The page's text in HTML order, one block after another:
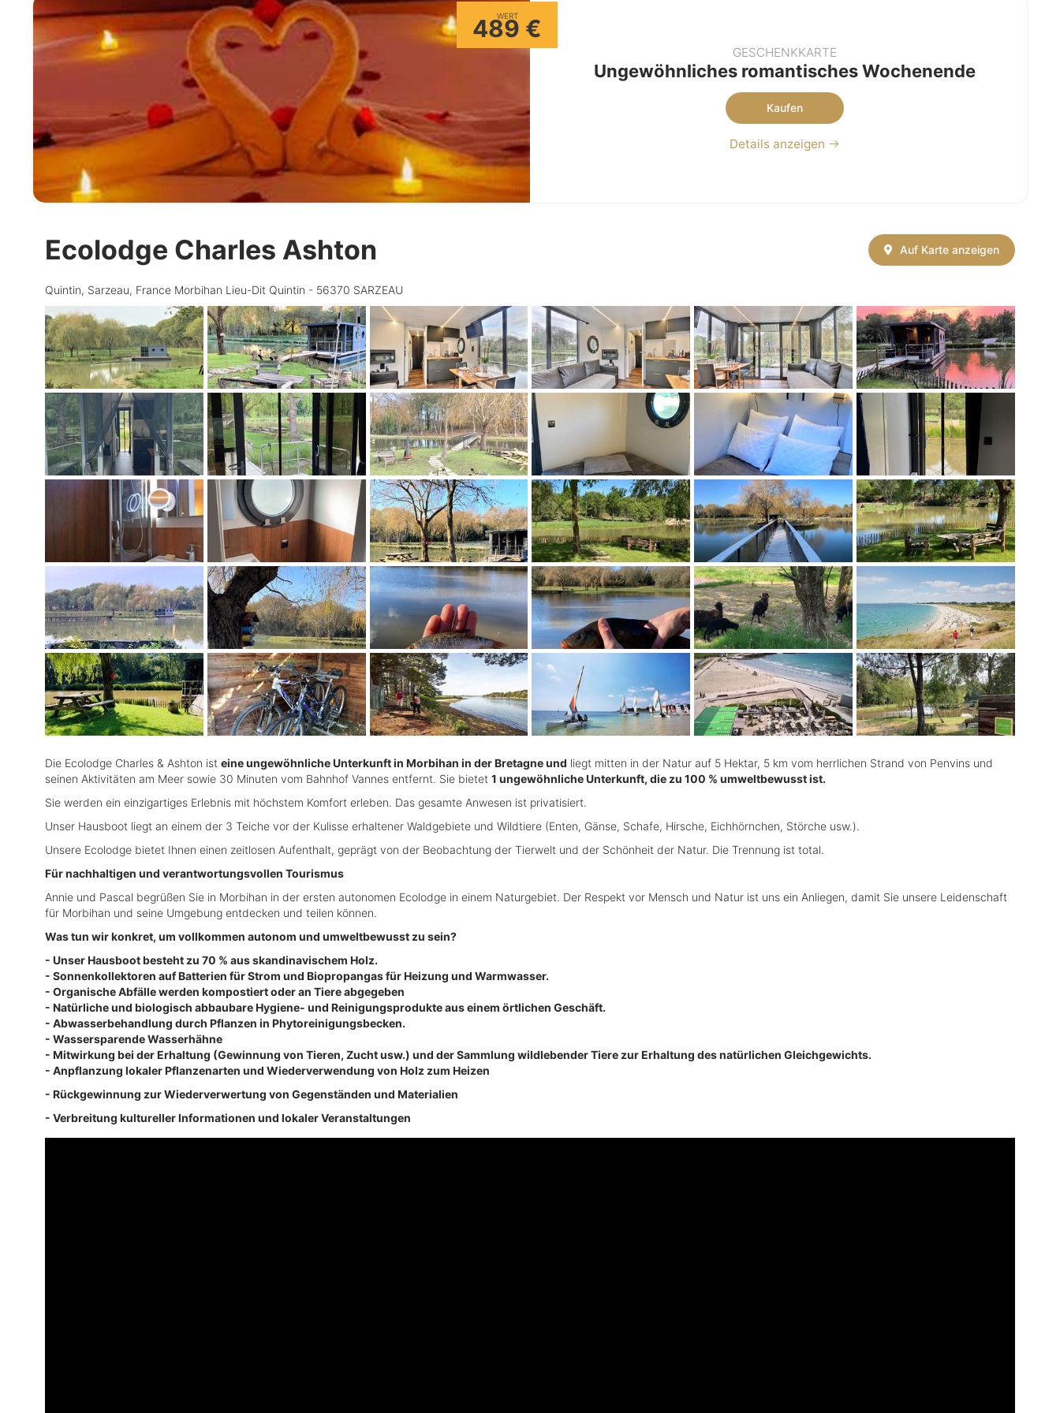
WERT
489 €
GESCHENKKARTE
Ungewöhnliches romantisches Wochenende
Kaufen
Details anzeigen
Ecolodge Charles Ashton
Quintin, Sarzeau, France Morbihan Lieu-Dit Quintin - 56370 SARZEAU
Auf Karte anzeigen
Die Ecolodge Charles & Ashton ist eine ungewöhnliche Unterkunft in Morbihan in der Bretagne und liegt mitten in der Natur auf 5 Hektar, 5 km vom herrlichen Strand von Penvins und
seinen Aktivitäten am Meer sowie 30 Minuten vom Bahnhof Vannes entfernt. Sie bietet 1 ungewöhnliche Unterkunft, die zu 100 % umweltbewusst ist.
Sie werden ein einzigartiges Erlebnis mit höchstem Komfort erleben. Das gesamte Anwesen ist privatisiert.
Unser Hausboot liegt an einem der 3 Teiche vor der Kulisse erhaltener Waldgebiete und Wildtiere (Enten, Gänse, Schafe, Hirsche, Eichhörnchen, Störche usw.).
Unsere Ecolodge bietet Ihnen einen zeitlosen Aufenthalt, geprägt von der Beobachtung der Tierwelt und der Schönheit der Natur. Die Trennung ist total.
Für nachhaltigen und verantwortungsvollen Tourismus
Annie und Pascal begrüßen Sie in Morbihan in der ersten autonomen Ecolodge in einem Naturgebiet. Der Respekt vor Mensch und Natur ist uns ein Anliegen, damit Sie unsere Leidenschaft
für Morbihan und seine Umgebung entdecken und teilen können.
Was tun wir konkret, um vollkommen autonom und umweltbewusst zu sein?
- Unser Hausboot besteht zu 70 % aus skandinavischem Holz.
- Sonnenkollektoren auf Batterien für Strom und Biopropangas für Heizung und Warmwasser.
- Organische Abfälle werden kompostiert oder an Tiere abgegeben
- Natürliche und biologisch abbaubare Hygiene- und Reinigungsprodukte aus einem örtlichen Geschäft.
- Abwasserbehandlung durch Pflanzen in Phytoreinigungsbecken.
- Wassersparende Wasserhähne
- Mitwirkung bei der Erhaltung (Gewinnung von Tieren, Zucht usw.) und der Sammlung wildlebender Tiere zur Erhaltung des natürlichen Gleichgewichts.
- Anpflanzung lokaler Pflanzenarten und Wiederverwendung von Holz zum Heizen
- Rückgewinnung zur Wiederverwertung von Gegenständen und Materialien
- Verbreitung kultureller Informationen und lokaler Veranstaltungen